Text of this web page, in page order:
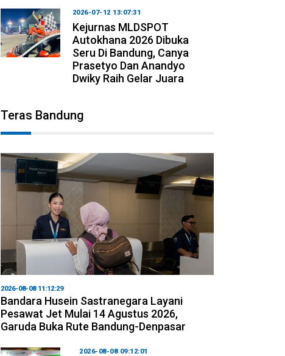
2026-07-12 13:07:31
Kejurnas MLDSPOT
Autokhana 2026 Dibuka
Seru Di Bandung, Canya
Prasetyo Dan Anandyo
Dwiky Raih Gelar Juara
Teras Bandung
2026-08-08 11:12:29
Bandara Husein Sastranegara Layani
Pesawat Jet Mulai 14 Agustus 2026,
Garuda Buka Rute Bandung-Denpasar
2026-08-08 09:12:01